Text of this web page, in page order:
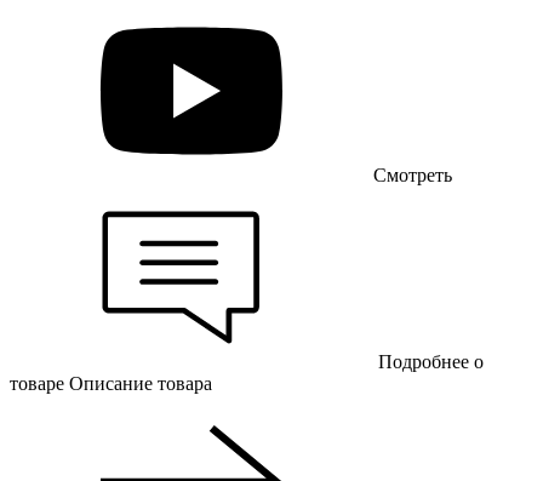
Смотреть
Подробнее о
товаре Описание товара